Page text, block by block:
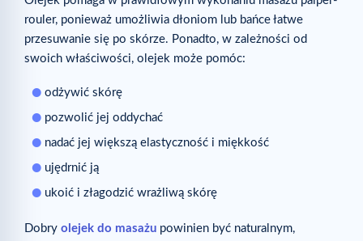
rouler, ponieważ umożliwia dłoniom lub bańce łatwe
przesuwanie się po skórze. Ponadto, w zależności od
swoich właściwości, olejek może pomóc:
odżywić skórę
pozwolić jej oddychać
nadać jej większą elastyczność i miękkość
ujędrnić ją
ukoić i złagodzić wrażliwą skórę
Dobry olejek do masażu powinien być naturalnym,